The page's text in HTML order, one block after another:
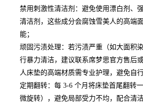
禁用刺激性清洁剂：避免使用漂白剂、
清洁剂，这些成分会腐蚀雪美人的高端
能；
顽固污渍处理：若污渍严重（如大面积
行暴力清洁，建议联系席梦思官方售
人床垫的高端材质需专业护理，避免自
定期翻转：每 3-6 个月将床垫首尾翻转
微旋转），避免局部受力不均，配合清